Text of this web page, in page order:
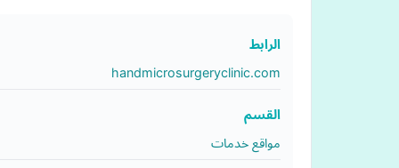
الرابط
handmicrosurgeryclinic.com
القسم
مواقع خدمات